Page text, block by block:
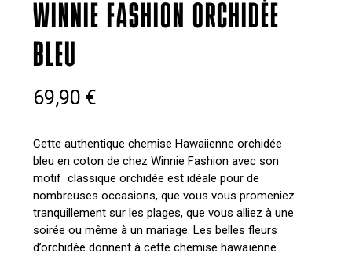
WINNIE FASHION ORCHIDÉE
BLEU
69,90 €
Cette authentique chemise Hawaiienne orchidée
bleu en coton de chez Winnie Fashion avec son
motif classique orchidée est idéale pour de
nombreuses occasions, que vous vous promeniez
tranquillement sur les plages, que vous alliez à une
soirée ou même à un mariage. Les belles fleurs
d’orchidée donnent à cette chemise hawaïenne